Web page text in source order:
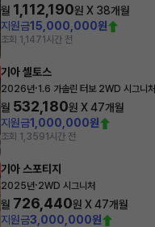
월 1,112,190원 X 38개월
지원금15,000,000원
조회 1,1471시간 전
기아 셀토스
2026년·1.6 가솔린 터보 2WD 시그니처
월 532,180원 X47개월
지원금1,000,000원
조회 1,3591시간 전
기아 스포티지
2025년·2WD 시그니처
월 726,440원 X47개월
지원금3,000,000원